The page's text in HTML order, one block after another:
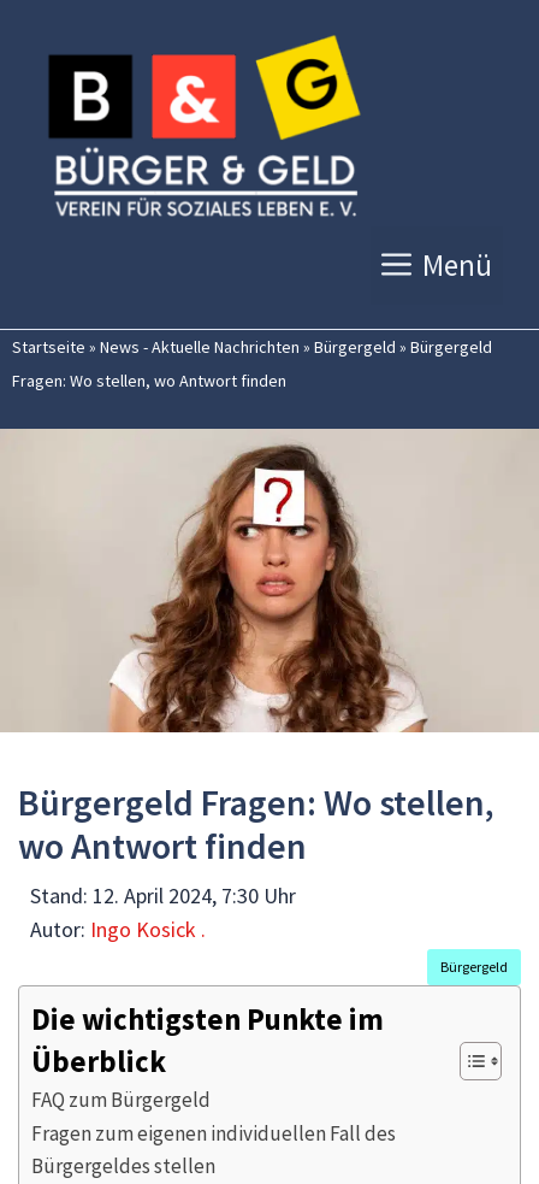
Inhalt
springen
Menü
Startseite » News - Aktuelle Nachrichten » Bürgergeld » Bürgergeld
Fragen: Wo stellen, wo Antwort finden
Bürgergeld Fragen: Wo stellen,
wo Antwort finden
Stand: 12. April 2024, 7:30 Uhr
Autor: Ingo Kosick .
Bürgergeld
Die wichtigsten Punkte im
Überblick
FAQ zum Bürgergeld
Fragen zum eigenen individuellen Fall des
Bürgergeldes stellen